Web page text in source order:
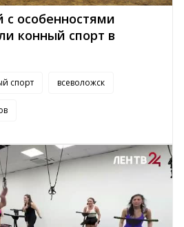
с особенностями
конный спорт в
спорт всеволожск